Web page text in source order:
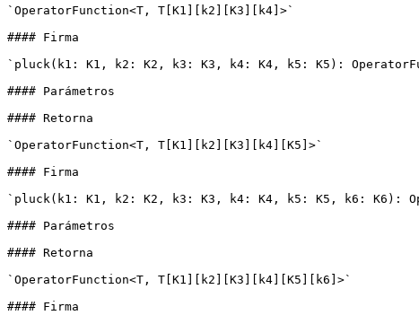
`OperatorFunction<T, T[K1][k2][K3][k4]>`
#### Firma
`pluck(k1: K1, k2: K2, k3: K3, k4: K4, k5: K5):
#### Parámetros
#### Retorna
`OperatorFunction<T, T[K1][k2][K3][k4][K5]>`
#### Firma
`pluck(k1: K1, k2: K2, k3: K3, k4: K4, k5: K5, k6: K6):
#### Parámetros
#### Retorna
`OperatorFunction<T, T[K1][k2][K3][k4][K5][k6]>`
#### Firma